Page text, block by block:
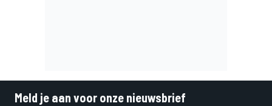
Meld je aan voor onze nieuwsbrief